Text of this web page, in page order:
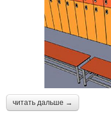
читать дальше →